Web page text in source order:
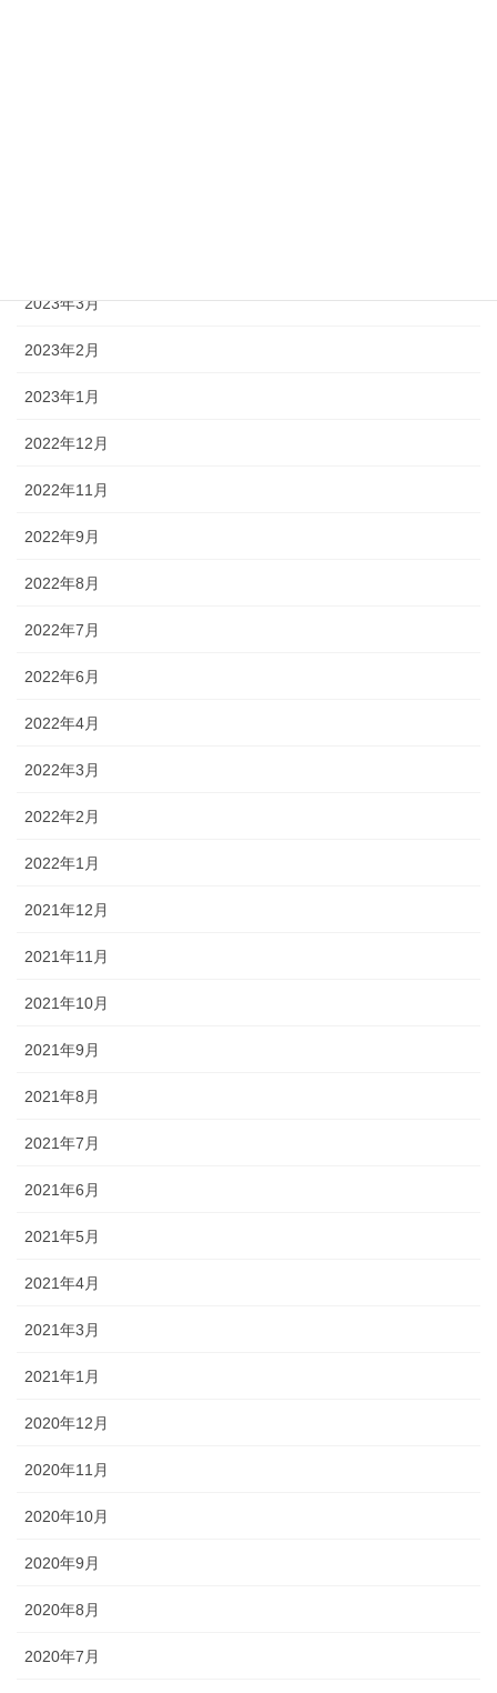
2023年3月
2023年2月
2023年1月
2022年12月
2022年11月
2022年9月
2022年8月
2022年7月
2022年6月
2022年4月
2022年3月
2022年2月
2022年1月
2021年12月
2021年11月
2021年10月
2021年9月
2021年8月
2021年7月
2021年6月
2021年5月
2021年4月
2021年3月
2021年1月
2020年12月
2020年11月
2020年10月
2020年9月
2020年8月
2020年7月